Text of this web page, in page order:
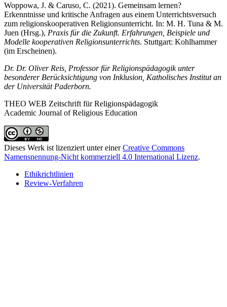
Woppowa, J. & Caruso, C. (2021). Gemeinsam lernen?
Erkenntnisse und kritische Anfragen aus einem Unterrichtsversuch
zum religionskooperativen Religionsunterricht. In: M. H. Tuna & M.
Juen (Hrsg.), Praxis für die Zukunft. Erfahrungen, Beispiele und
Modelle kooperativen Religionsunterrichts. Stuttgart: Kohlhammer
(im Erscheinen).
Dr. Dr. Oliver Reis, Professor für Religionspädagogik unter
besonderer Berücksichtigung von Inklusion, Katholisches Institut an
der Universität Paderborn.
THEO WEB Zeitschrift für Religionspädagogik
Academic Journal of Religious Education
Dieses Werk ist lizenziert unter einerCreative Commons
Namensnennung-Nicht kommerziell 4.0 International Lizenz.
Ethikrichtlinien
Review-Verfahren